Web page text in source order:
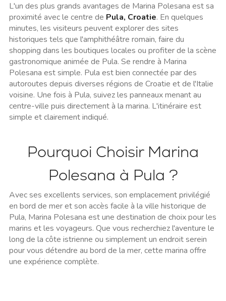
L'un des plus grands avantages de Marina Polesana est sa
proximité avec le centre de Pula, Croatie. En quelques
minutes, les visiteurs peuvent explorer des sites
historiques tels que l'amphithéâtre romain, faire du
shopping dans les boutiques locales ou profiter de la scène
gastronomique animée de Pula. Se rendre à Marina
Polesana est simple. Pula est bien connectée par des
autoroutes depuis diverses régions de Croatie et de l'Italie
voisine. Une fois à Pula, suivez les panneaux menant au
centre-ville puis directement à la marina. L'itinéraire est
simple et clairement indiqué.
Pourquoi Choisir Marina
Polesana à Pula ?
Avec ses excellents services, son emplacement privilégié
en bord de mer et son accès facile à la ville historique de
Pula, Marina Polesana est une destination de choix pour les
marins et les voyageurs. Que vous recherchiez l'aventure le
long de la côte istrienne ou simplement un endroit serein
pour vous détendre au bord de la mer, cette marina offre
une expérience complète.